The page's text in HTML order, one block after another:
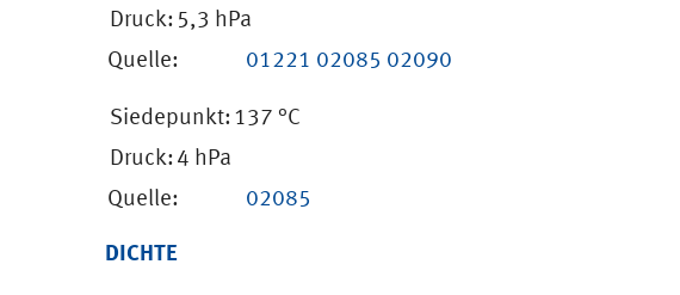
Druck: 5,3 hPa
Quelle:
01221 02085 02090
Siedepunkt: 137 °C
Druck: 4 hPa
Quelle:
02085
DICHTE